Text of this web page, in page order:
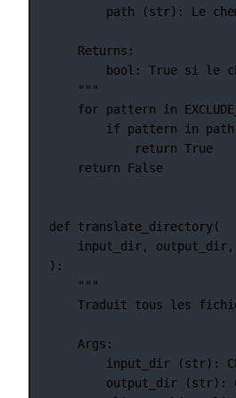
path (str): Le
Returns:
bool: True si le
"""
for pattern in
if pattern in
return True
return
False
def translate_directory(
input_dir,
):
"""
Traduit tous les
Args:
input_dir (str):
output_dir (str):